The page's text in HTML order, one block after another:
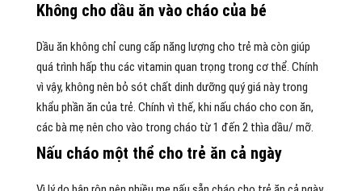
Không cho dầu ăn vào cháo của bé
Dầu ăn không chỉ cung cấp năng lượng cho trẻ mà còn giúp
quá trình hấp thu các vitamin quan trọng trong cơ thể. Chính
vì vậy, không nên bỏ sót chất dinh dưỡng quý giá này trong
khẩu phần ăn của trẻ. Chính vì thế, khi nấu cháo cho con ăn,
các bà mẹ nên cho vào trong cháo từ 1 đến 2 thìa dầu/ mỡ.
Nấu cháo một thể cho trẻ ăn cả ngày